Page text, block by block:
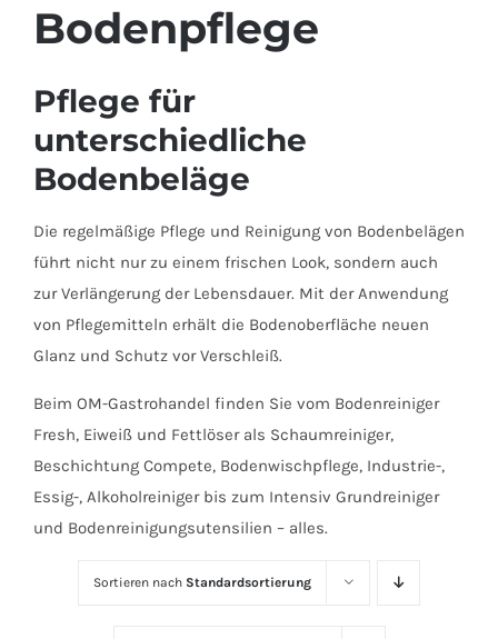
Bodenpflege
Pflege für
unterschiedliche
Bodenbeläge
Die regelmäßige Pflege und Reinigung von Bodenbelägen
führt nicht nur zu einem frischen Look, sondern auch
zur Verlängerung der Lebensdauer. Mit der Anwendung
von Pflegemitteln erhält die Bodenoberfläche neuen
Glanz und Schutz vor Verschleiß.
Beim OM-Gastrohandel finden Sie vom Bodenreiniger
Fresh, Eiweiß und Fettlöser als Schaumreiniger,
Beschichtung Compete, Bodenwischpflege, Industrie-,
Essig-, Alkoholreiniger bis zum Intensiv Grundreiniger
und Bodenreinigungsutensilien – alles.
Sortieren nach Standardsortierung